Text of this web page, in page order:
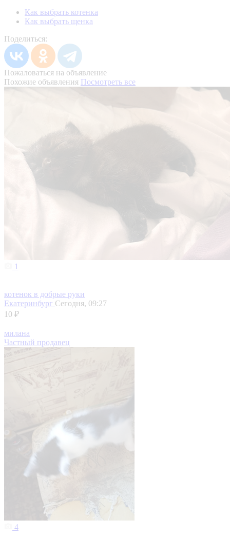
Как выбрать котенка
Как выбрать щенка
Поделиться:
Пожаловаться на объявление
Похожие объявления Посмотреть все
1
котенок в добрые руки
Екатеринбург Сегодня, 09:27
10 ₽
милана
Частный продавец
4